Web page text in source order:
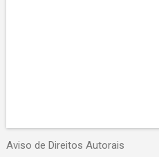
Aviso de Direitos Autorais